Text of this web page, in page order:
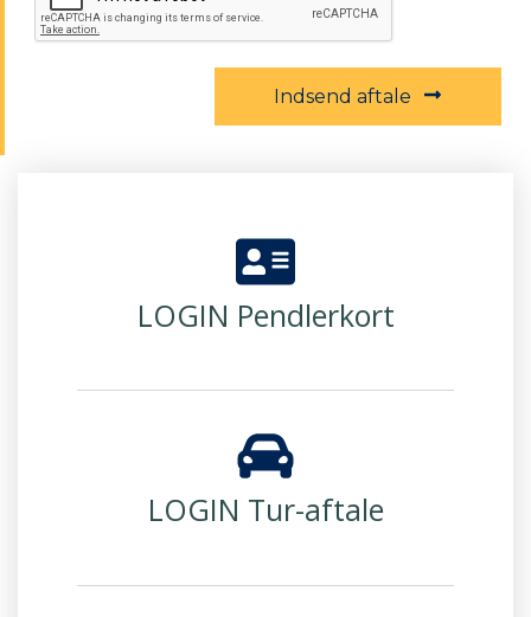
Indsend aftale
LOGIN Pendlerkort
LOGIN Tur-aftale